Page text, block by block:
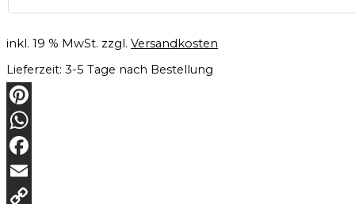
inkl. 19 % MwSt. zzgl. Versandkosten
Lieferzeit: 3-5 Tage nach Bestellung
Pinterest
WhatsApp
Facebook
Email